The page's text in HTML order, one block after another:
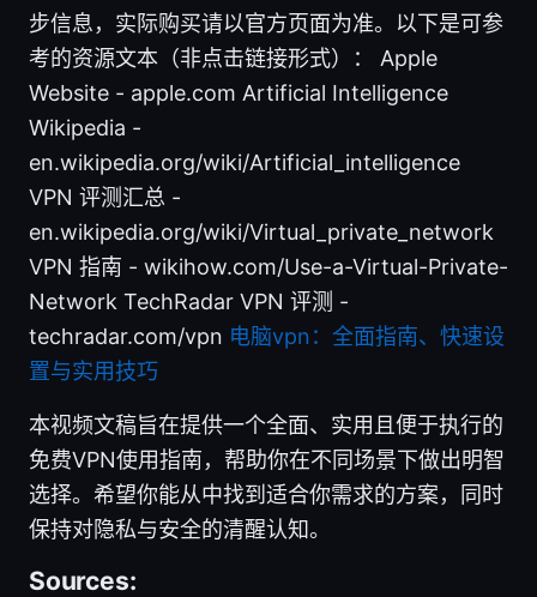
步信息，实际购买请以官方页面为准。以下是可参
考的资源文本（非点击链接形式）： Apple
Website - apple.com Artificial Intelligence
Wikipedia -
en.wikipedia.org/wiki/Artificial_intelligence
VPN 评测汇总 -
en.wikipedia.org/wiki/Virtual_private_network
VPN 指南 - wikihow.com/Use-a-Virtual-Private-
Network TechRadar VPN 评测 -
techradar.com/vpn 电脑vpn：全面指南、快速设
置与实用技巧
本视频文稿旨在提供一个全面、实用且便于执行的
免费VPN使用指南，帮助你在不同场景下做出明智
选择。希望你能从中找到适合你需求的方案，同时
保持对隐私与安全的清醒认知。
Sources: